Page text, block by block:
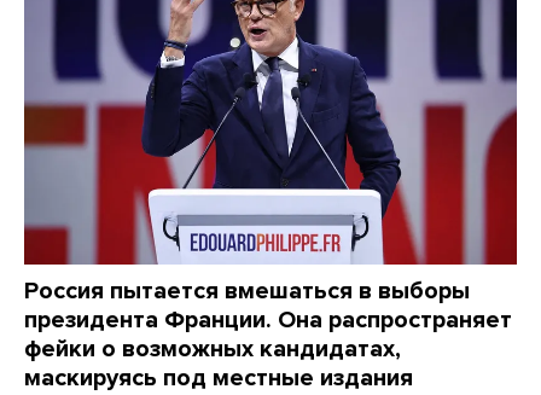
Россия пытается вмешаться в выборы
президента Франции. Она распространяет
фейки о возможных кандидатах,
маскируясь под местные издания